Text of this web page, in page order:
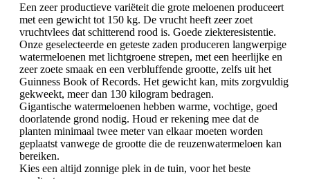
Een zeer productieve variëteit die grote meloenen produceert
met een gewicht tot 150 kg. De vrucht heeft zeer zoet
vruchtvlees dat schitterend rood is. Goede ziekteresistentie.
Onze geselecteerde en geteste zaden produceren langwerpige
watermeloenen met lichtgroene strepen, met een heerlijke en
zeer zoete smaak en een verbluffende grootte, zelfs uit het
Guinness Book of Records. Het gewicht kan, mits zorgvuldig
gekweekt, meer dan 130 kilogram bedragen.
Gigantische watermeloenen hebben warme, vochtige, goed
doorlatende grond nodig. Houd er rekening mee dat de
planten minimaal twee meter van elkaar moeten worden
geplaatst vanwege de grootte die de reuzenwatermeloen kan
bereiken.
Kies een altijd zonnige plek in de tuin, voor het beste